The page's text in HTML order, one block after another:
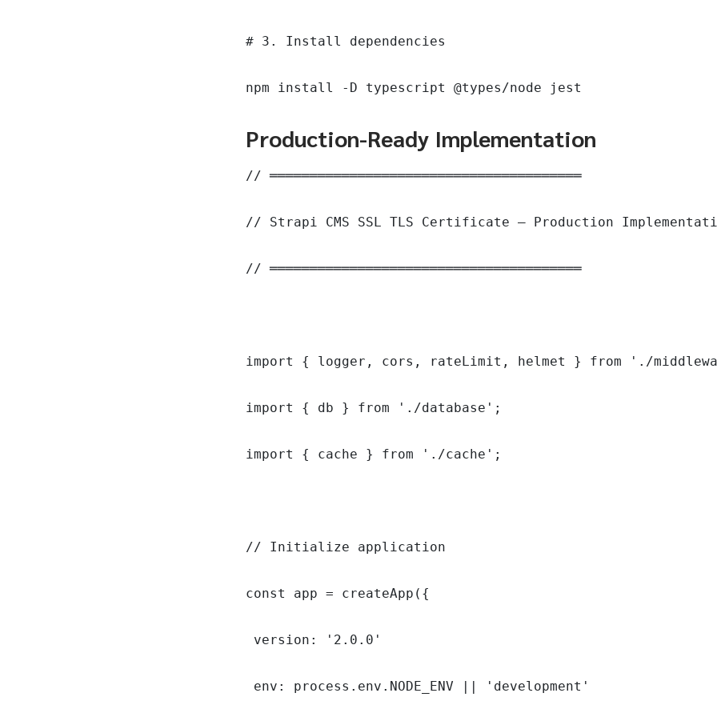
# 3. Install dependencies
npm install -D typescript @types/node jest
Production-Ready Implementation
// ═══════════════════════════════════════
// Strapi CMS SSL TLS Certificate — Production
// ═══════════════════════════════════════
import { logger, cors, rateLimit, helmet } from './
import { db } from './database';
import { cache } from './cache';
// Initialize application
const app = createApp({
version: '2.0.0'
env: process.env.NODE_ENV || 'development'